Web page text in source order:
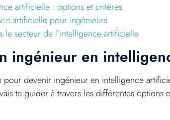
artificielle : options et critères
artificielle pour ingénieurs
le secteur de l’intelligence artificielle
ingénieur en
devenir ingénieur en intelligence
te guider à travers les différentes